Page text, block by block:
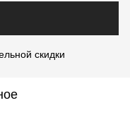
скидки